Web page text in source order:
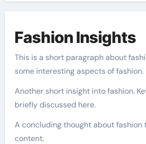
Fashion Insights
This is a short paragraph about
some interesting aspects of fashion.
Another short insight into fashion.
briefly discussed here.
A concluding thought about fashion
content.